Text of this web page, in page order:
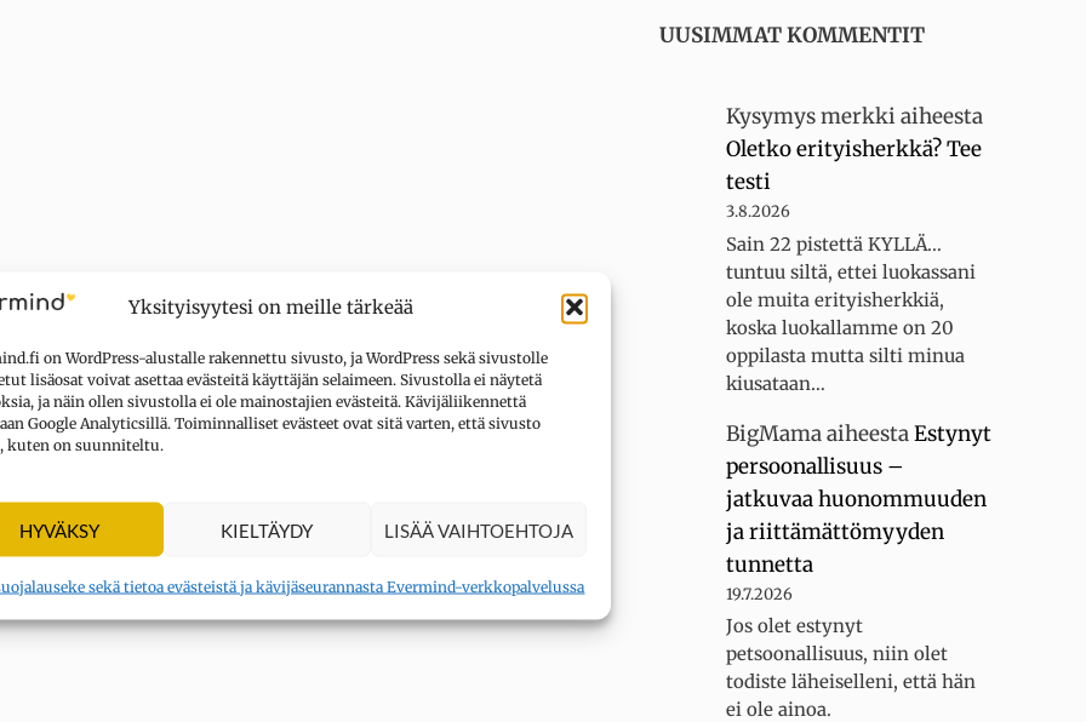
Yksityisyytesi on meille tärkeää
on WordPress-alustalle rakennettu sivusto, ja WordPress sekä sivustolle
lisäosat voivat asettaa evästeitä käyttäjän selaimeen. Sivustolla ei näytetä
ja näin ollen sivustolla ei ole mainostajien evästeitä. Kävijäliikennettä
Google Analyticsillä. Toiminnalliset evästeet ovat sitä varten, että sivusto
kuten on suunniteltu.
HYVÄKSY KIELTÄYDY LISÄÄ VAIHTOEHTOJA
sekä tietoa evästeistä ja kävijäseurannasta Evermind-verkkopalvelussa
UUSIMMAT KOMMENTIT
Kysymys merkki aiheesta
Oletko erityisherkkä? Tee
testi
3.8.2026
Sain 22 pistettä KYLLÄ...
tuntuu siltä, ettei luokassani
ole muita erityisherkkiä,
koska luokallamme on 20
oppilasta mutta silti minua
kiusataan…
BigMamaaiheestaEstynyt
persoonallisuus –
jatkuvaa huonommuuden
ja riittämättömyyden
tunnetta
19.7.2026
Jos olet estynyt
petsoonallisuus, niin olet
todiste läheiselleni, että hän
ei ole ainoa.